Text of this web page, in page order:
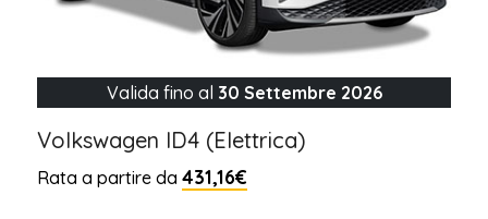
Valida fino al 30 Settembre 2026
Volkswagen ID4 (Elettrica)
Rata a partire da431,16€